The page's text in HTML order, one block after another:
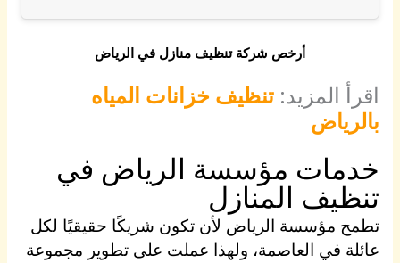
أرخص شركة تنظيف منازل في الرياض
اقرأ المزيد:تنظيف خزانات المياه
بالرياض
خدمات مؤسسة الرياض في
تنظيف المنازل
تطمح مؤسسة الرياض لأن تكون شريكًا حقيقيًا لكل
عائلة في العاصمة، ولهذا عملت على تطوير مجموعة